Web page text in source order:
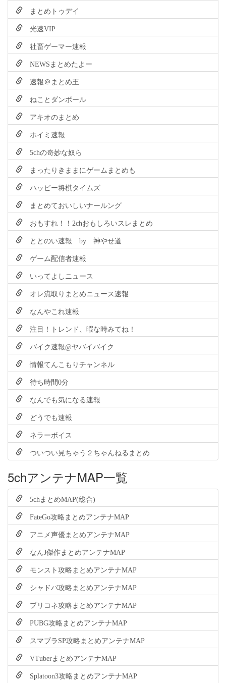
まとめトゥデイ
光速VIP
社畜ゲーマー速報
NEWSまとめたよー
速報＠まとめ王
ねことダンボール
アキオのまとめ
ホイミ速報
5chの奇妙な奴ら
まったりきままにゲームまとめも
ハッピー将棋タイムズ
まとめておいしいナールング
おもすれ！！2chおもしろいスレまとめ
ととのい速報 by 神やせ道
ゲーム配信者速報
いってよしニュース
オレ流取りまとめニュース速報
なんやこれ速報
注目！トレンド、暇な時みてね！
バイク速報@ヤバイバイク
情報てんこもりチャンネル
待ち時間0分
なんでも気になる速報
どうでも速報
ネラーボイス
ついつい見ちゃう２ちゃんねるまとめ
5chアンテナMAP一覧
5chまとめMAP(総合)
FateGo攻略まとめアンテナMAP
アニメ声優まとめアンテナMAP
なんJ傑作まとめアンテナMAP
モンスト攻略まとめアンテナMAP
シャドバ攻略まとめアンテナMAP
プリコネ攻略まとめアンテナMAP
PUBG攻略まとめアンテナMAP
スマブラSP攻略まとめアンテナMAP
VTuberまとめアンテナMAP
Splatoon3攻略まとめアンテナMAP